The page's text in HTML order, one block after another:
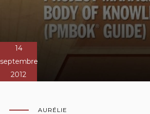
14
septembre
2012
AURÉLIE